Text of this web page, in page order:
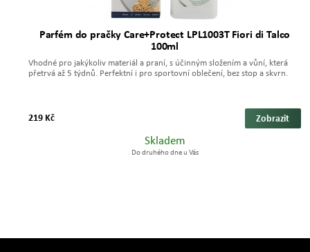
Parfém do pračky Care+Protect LPL1003T Fiori di Talco
100ml
Vhodné pro jakýkoliv materiál a praní, s účinným složením a vůní, která
přetrvá až 5 týdnů. Perfektní i pro sportovní oblečení, bez stop a skvrn.
219 Kč Zobrazit
Skladem
Do druhého dne u Vás